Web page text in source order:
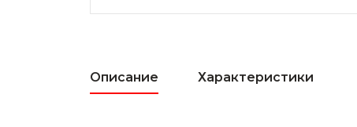
Описание Характеристики